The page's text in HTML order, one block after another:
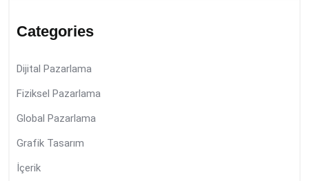
Categories
Dijital Pazarlama
Fiziksel Pazarlama
Global Pazarlama
Grafik Tasarım
İçerik